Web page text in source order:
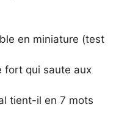
en miniature (test
fort qui saute aux
tient-il en 7 mots